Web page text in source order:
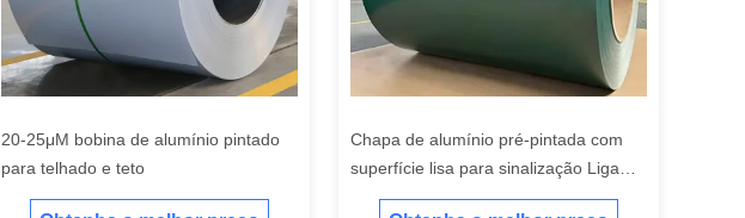
20-25μM bobina de alumínio pintado
para telhado e teto
Chapa de alumínio pré-pintada com
superfície lisa para sinalização Liga
5052